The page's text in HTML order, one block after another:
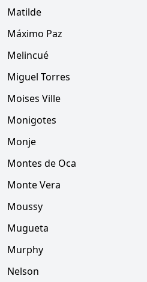
Matilde
Máximo Paz
Melincué
Miguel Torres
Moises Ville
Monigotes
Monje
Montes de Oca
Monte Vera
Moussy
Mugueta
Murphy
Nelson